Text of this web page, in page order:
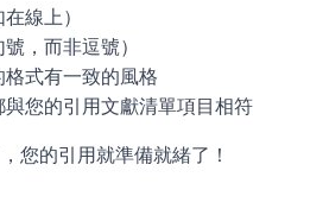
線上）
，而非逗號）
式有一致的風格
您的引用文獻清單項目相符
您的引用就準備就緒了！